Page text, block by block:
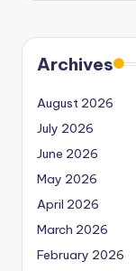
Archives
August 2026
July 2026
June 2026
May 2026
April 2026
March 2026
February 2026